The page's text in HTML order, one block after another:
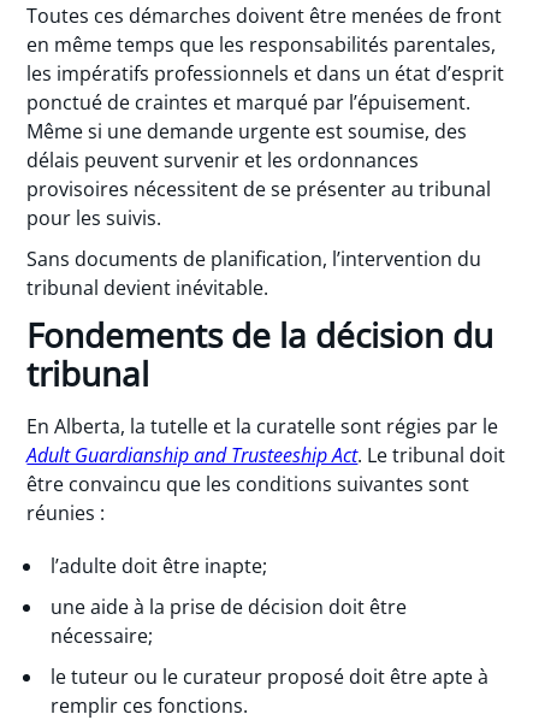
Toutes ces démarches doivent être menées de front
en même temps que les responsabilités parentales,
les impératifs professionnels et dans un état d’esprit
ponctué de craintes et marqué par l’épuisement.
Même si une demande urgente est soumise, des
délais peuvent survenir et les ordonnances
provisoires nécessitent de se présenter au tribunal
pour les suivis.
Sans documents de planification, l’intervention du
tribunal devient inévitable.
Fondements de la décision du
tribunal
En Alberta, la tutelle et la curatelle sont régies par le
Adult Guardianship and Trusteeship Act. Le tribunal doit
être convaincu que les conditions suivantes sont
réunies :
l’adulte doit être inapte;
une aide à la prise de décision doit être
nécessaire;
le tuteur ou le curateur proposé doit être apte à
remplir ces fonctions.